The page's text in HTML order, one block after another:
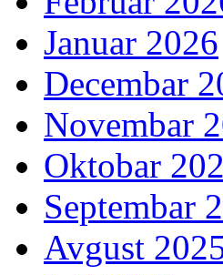
Januar 2026
Decembar
Novembar
Oktobar
Septembar
Avgust